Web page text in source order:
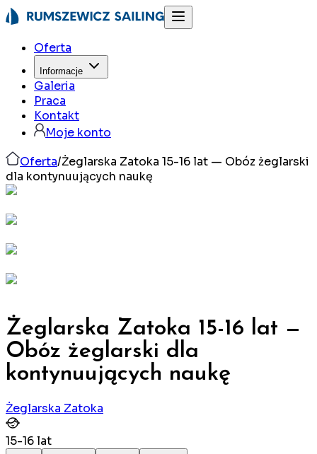
Oferta
Informacje
Galeria
Praca
Kontakt
Moje konto
Oferta/Żeglarska Zatoka 15-16 lat — Obóz żeglarski
dla kontynuujących naukę
Żeglarska Zatoka 15-16 lat —
Obóz żeglarski dla
kontynuujących naukę
Żeglarska Zatoka
15-16lat